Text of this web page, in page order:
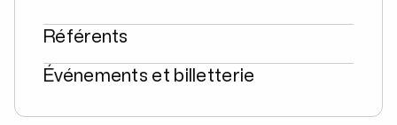
Référents
Événements et billetterie